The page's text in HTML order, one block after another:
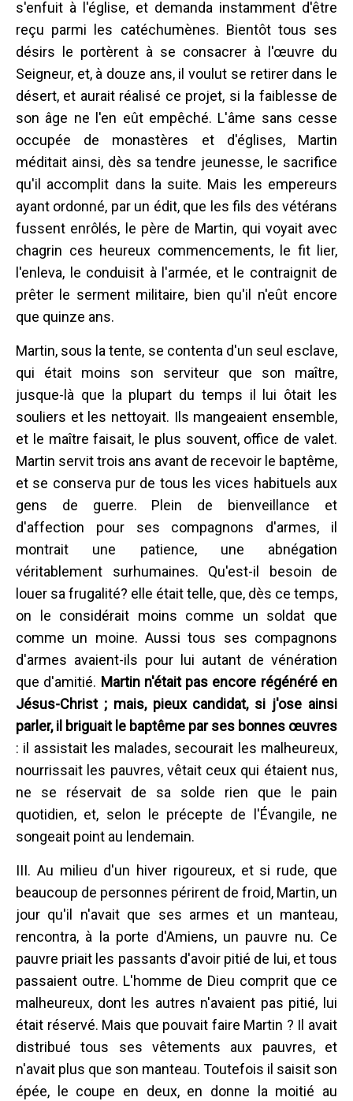
s'enfuit à l'église, et demanda instamment d'être
reçu parmi les catéchumènes. Bientôt tous ses
désirs le portèrent à se consacrer à l'œuvre du
Seigneur, et, à douze ans, il voulut se retirer dans le
désert, et aurait réalisé ce projet, si la faiblesse de
son âge ne l'en eût empêché. L'âme sans cesse
occupée de monastères et d'églises, Martin
méditait ainsi, dès sa tendre jeunesse, le sacrifice
qu'il accomplit dans la suite. Mais les empereurs
ayant ordonné, par un édit, que les fils des vétérans
fussent enrôlés, le père de Martin, qui voyait avec
chagrin ces heureux commencements, le fit lier,
l'enleva, le conduisit à l'armée, et le contraignit de
prêter le serment militaire, bien qu'il n'eût encore
que quinze ans.
Martin, sous la tente, se contenta d'un seul esclave,
qui était moins son serviteur que son maître,
jusque-là que la plupart du temps il lui ôtait les
souliers et les nettoyait. Ils mangeaient ensemble,
et le maître faisait, le plus souvent, office de valet.
Martin servit trois ans avant de recevoir le baptême,
et se conserva pur de tous les vices habituels aux
gens de guerre. Plein de bienveillance et
d'affection pour ses compagnons d'armes, il
montrait une patience, une abnégation
véritablement surhumaines. Qu'est-il besoin de
louer sa frugalité? elle était telle, que, dès ce temps,
on le considérait moins comme un soldat que
comme un moine. Aussi tous ses compagnons
d'armes avaient-ils pour lui autant de vénération
que d'amitié. Martin n'était pas encore régénéré en
Jésus-Christ ; mais, pieux candidat, si j'ose ainsi
parler, il briguait le baptême par ses bonnes œuvres
: il assistait les malades, secourait les malheureux,
nourrissait les pauvres, vêtait ceux qui étaient nus,
ne se réservait de sa solde rien que le pain
quotidien, et, selon le précepte de l'Évangile, ne
songeait point au lendemain.
III. Au milieu d'un hiver rigoureux, et si rude, que
beaucoup de personnes périrent de froid, Martin, un
jour qu'il n'avait que ses armes et un manteau,
rencontra, à la porte d'Amiens, un pauvre nu. Ce
pauvre priait les passants d'avoir pitié de lui, et tous
passaient outre. L'homme de Dieu comprit que ce
malheureux, dont les autres n'avaient pas pitié, lui
était réservé. Mais que pouvait faire Martin ? Il avait
distribué tous ses vêtements aux pauvres, et
n'avait plus que son manteau. Toutefois il saisit son
épée, le coupe en deux, en donne la moitié au